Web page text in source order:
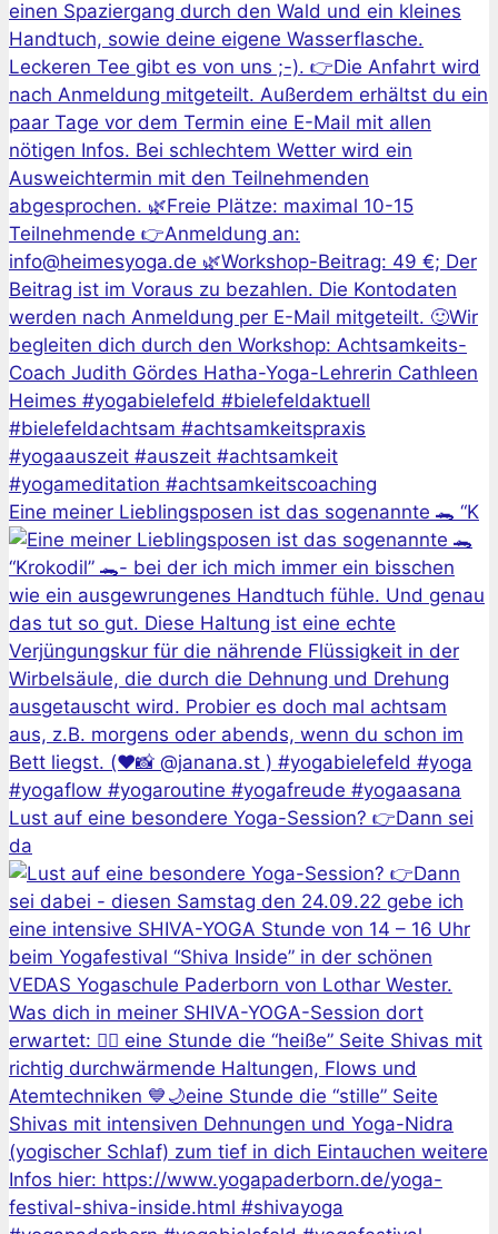
Eine meiner Lieblingsposen ist das sogenannte 🐊 “K
Lust auf eine besondere Yoga-Session? 👉Dann sei
da